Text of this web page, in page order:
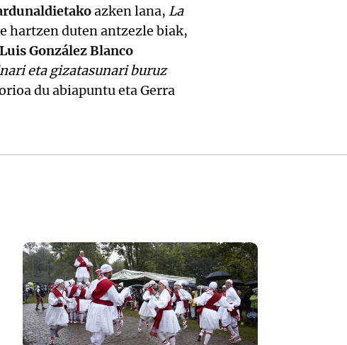
azken lana, La
hartzen duten antzezle biak,
González Blanco
eta gizatasunari buruz
du abiapuntu eta Gerra